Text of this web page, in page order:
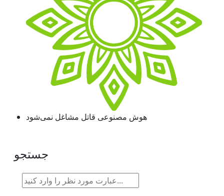
هوش مصنوعی قاتل مشاغل نمی‌شود
جستجو